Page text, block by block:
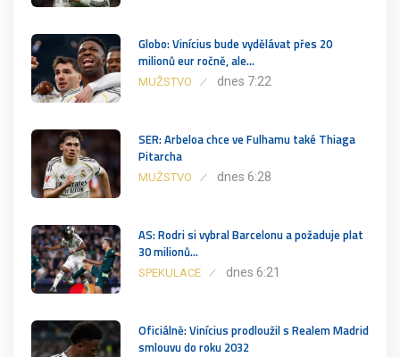
Globo: Vinícius bude vydělávat přes 20
milionů eur ročně, ale…
MUŽSTVO dnes 7:22
SER: Arbeloa chce ve Fulhamu také Thiaga
Pitarcha
MUŽSTVO dnes 6:28
AS: Rodri si vybral Barcelonu a požaduje plat
30 milionů…
SPEKULACE dnes 6:21
Oficiálně: Vinícius prodloužil s Realem Madrid
smlouvu do roku 2032